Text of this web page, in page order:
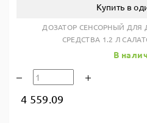
Купить в
ДОЗАТОР СЕНСОРНЫЙ
СРЕДСТВА 1.2 Л
В
4 559.09